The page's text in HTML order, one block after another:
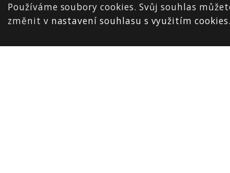
Používáme soubory cookies. Svůj souhlas
změnit v nastavení souhlasu s využitím cookies